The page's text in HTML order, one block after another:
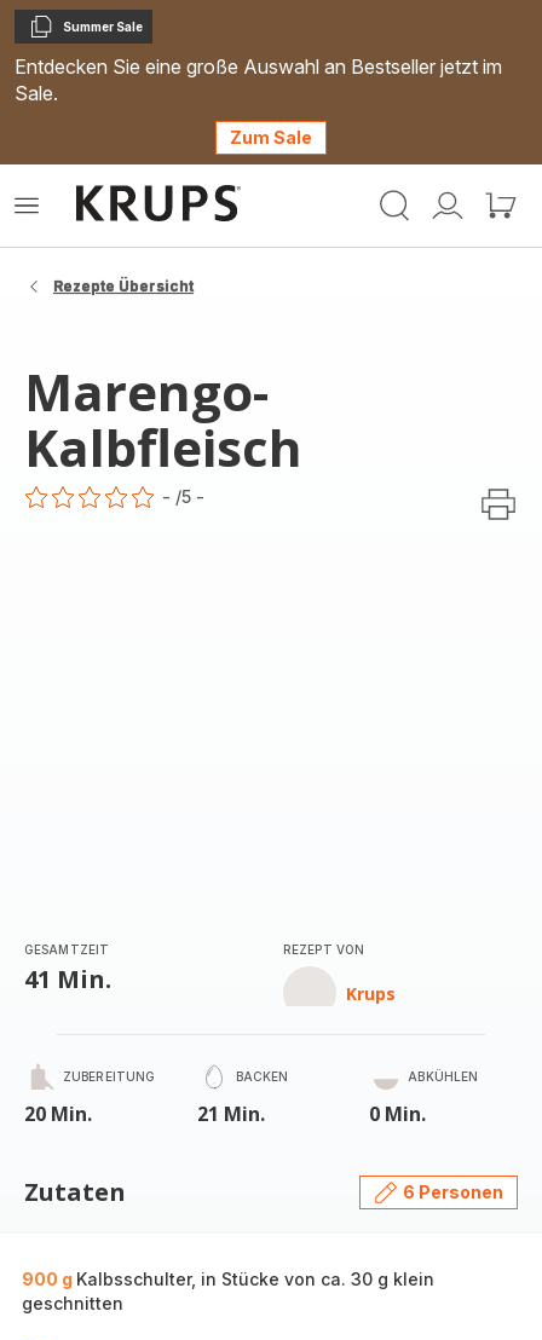
Kopieren
Summer Sale
Entdecken Sie eine große Auswahl an Bestseller jetzt im
Sale.
Zum Sale
Mein
Mein
Das
Rezepte Übersicht
Marengo-
Kalbfleisch
- /5 -
GESAMTZEIT
41 Min.
REZEPT VON
Krups
ZUBEREITUNG
20 Min.
BACKEN
21 Min.
ABKÜHLEN
0 Min.
Zutaten 6 Personen
900 g Kalbsschulter, in Stücke von ca. 30 g klein
geschnitten